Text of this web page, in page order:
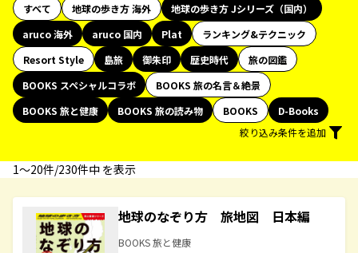
すべて 地球の歩き方 海外
地球の歩き方 Jシリーズ（国内）
aruco 海外
aruco 国内 Plat
ランキング&テクニック
Resort Style
島旅 御朱印 歴史時代
旅の図鑑
BOOKS スペシャルコラボ
BOOKS 旅の名言＆絶景
BOOKS 旅と健康
BOOKS 旅の読み物 BOOKS
D-Books
絞り込み条件を追加
1〜20件/230件中 を表示
地球のなぞり方 旅地図 日本編
BOOKS 旅と健康